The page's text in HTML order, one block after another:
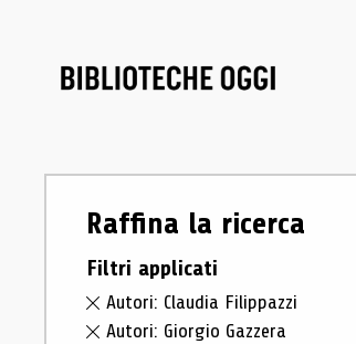
Raffina la ricerca
Filtri applicati
Autori: Claudia Filippazzi
Autori: Giorgio Gazzera